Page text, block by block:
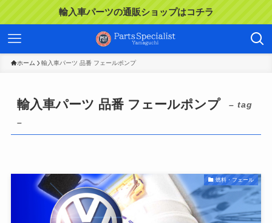
輸入車パーツの通販ショップはコチラ
ホーム 輸入車パーツ 品番 フェールポンプ
輸入車パーツ 品番 フェールポンプ
– tag
–
燃料・フェール